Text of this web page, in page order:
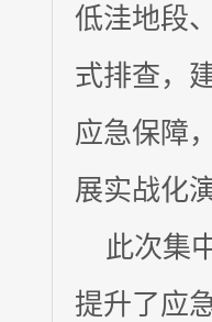
低洼地段
式排查，
应急保障
展实战化
此次集
提升了应